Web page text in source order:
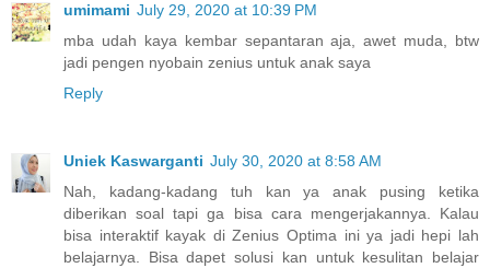
umimami July 29, 2020 at 10:39 PM
mba udah kaya kembar sepantaran aja, awet muda, btw
jadi pengen nyobain zenius untuk anak saya
Reply
Uniek Kaswarganti July 30, 2020 at 8:58 AM
Nah, kadang-kadang tuh kan ya anak pusing ketika
diberikan soal tapi ga bisa cara mengerjakannya. Kalau
bisa interaktif kayak di Zenius Optima ini ya jadi hepi lah
belajarnya. Bisa dapet solusi kan untuk kesulitan belajar